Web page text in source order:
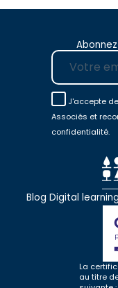
E-mail
J'accepte
Associés et
confidentialité.
Blog Digital
La
au titre